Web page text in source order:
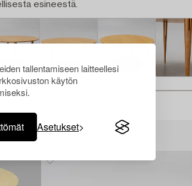
tallentamiseen laitteellesi
käytön
Asetukset
esineestä.
kohteita